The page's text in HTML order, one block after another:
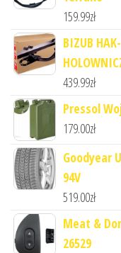
159.99zł
BIZUB
439.99zł
Pressol
179.00zł
Goodyear
94V
519.00zł
Meat &
26529